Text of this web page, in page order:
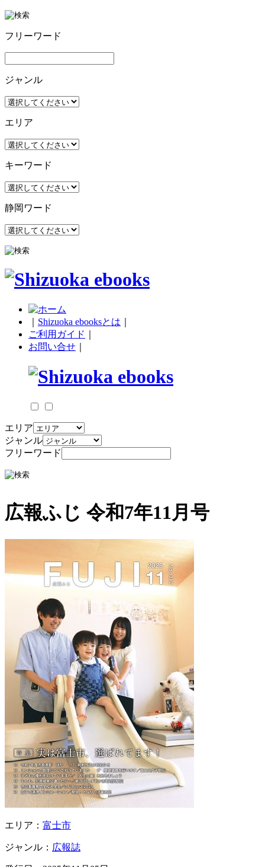
フリーワード
ジャンル
エリア
キーワード
静岡ワード
Shizuoka ebooksとは
ご利用ガイド
お問い合せ
エリア
ジャンル
フリーワード
広報ふじ 令和7年11月号
エリア： 富士市
ジャンル： 広報誌